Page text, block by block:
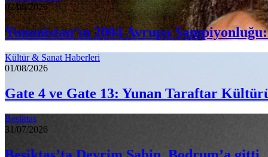
02/08/2026
Yunanistan’ın 2004 Avrupa
Kültür & Sanat Haberleri
01/08/2026
Gate 4 ve Gate 13: Yunan Taraftar
Beşiktaş
31/07/2026